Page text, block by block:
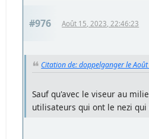
#976 Août 15, 2023, 22:46:23
Citation de: doppelganger le
Sauf qu'avec le viseur au
utilisateurs qui ont le nezi qui